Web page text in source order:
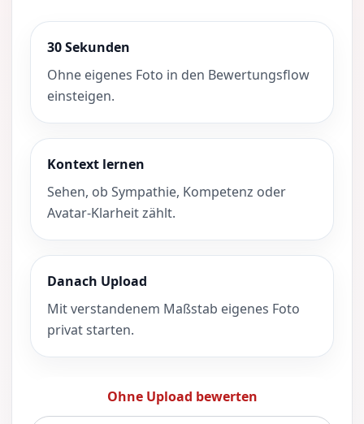
30 Sekunden
Ohne eigenes Foto in den Bewertungsflow
einsteigen.
Kontext lernen
Sehen, ob Sympathie, Kompetenz oder
Avatar-Klarheit zählt.
Danach Upload
Mit verstandenem Maßstab eigenes Foto
privat starten.
Ohne Upload bewerten